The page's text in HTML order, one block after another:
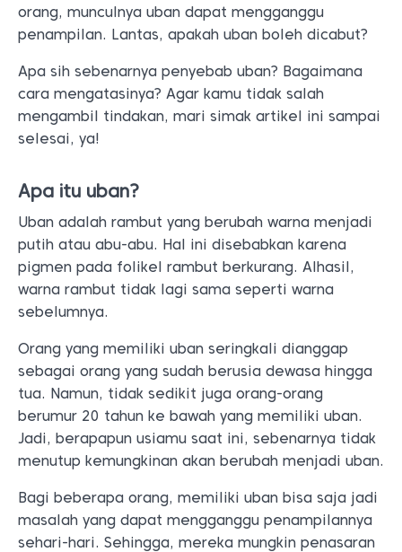
orang, munculnya uban dapat mengganggu
penampilan. Lantas, apakah uban boleh dicabut?
Apa sih sebenarnya penyebab uban? Bagaimana
cara mengatasinya? Agar kamu tidak salah
mengambil tindakan, mari simak artikel ini sampai
selesai, ya!
Apa itu uban?
Uban adalah rambut yang berubah warna menjadi
putih atau abu-abu. Hal ini disebabkan karena
pigmen pada folikel rambut berkurang. Alhasil,
warna rambut tidak lagi sama seperti warna
sebelumnya.
Orang yang memiliki uban seringkali dianggap
sebagai orang yang sudah berusia dewasa hingga
tua. Namun, tidak sedikit juga orang-orang
berumur 20 tahun ke bawah yang memiliki uban.
Jadi, berapapun usiamu saat ini, sebenarnya tidak
menutup kemungkinan akan berubah menjadi uban.
Bagi beberapa orang, memiliki uban bisa saja jadi
masalah yang dapat mengganggu penampilannya
sehari-hari. Sehingga, mereka mungkin penasaran